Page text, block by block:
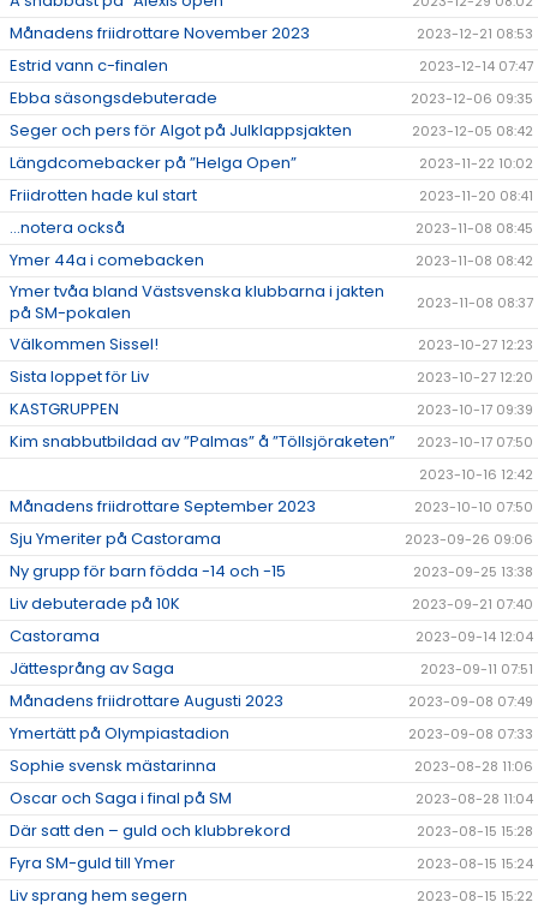
Månadens friidrottare November 2023 2023-12-21 08:53
Estrid vann c-finalen 2023-12-14 07:47
Ebba säsongsdebuterade 2023-12-06 09:35
Seger och pers för Algot på Julklappsjakten 2023-12-05 08:42
Längdcomebacker på ”Helga Open” 2023-11-22 10:02
Friidrotten hade kul start 2023-11-20 08:41
...notera också 2023-11-08 08:45
Ymer 44a i comebacken 2023-11-08 08:42
Ymer tvåa bland Västsvenska klubbarna i jakten
på SM-pokalen
2023-11-08 08:37
Välkommen Sissel! 2023-10-27 12:23
Sista loppet för Liv 2023-10-27 12:20
KASTGRUPPEN 2023-10-17 09:39
Kim snabbutbildad av ”Palmas” å ”Töllsjöraketen”
2023-10-17 07:50
2023-10-16 12:42
Månadens friidrottare September 2023 2023-10-10 07:50
Sju Ymeriter på Castorama 2023-09-26 09:06
Ny grupp för barn födda -14 och -15 2023-09-25 13:38
Liv debuterade på 10K 2023-09-21 07:40
Castorama 2023-09-14 12:04
Jättesprång av Saga 2023-09-11 07:51
Månadens friidrottare Augusti 2023 2023-09-08 07:49
Ymertätt på Olympiastadion 2023-09-08 07:33
Sophie svensk mästarinna 2023-08-28 11:06
Oscar och Saga i final på SM 2023-08-28 11:04
Där satt den – guld och klubbrekord 2023-08-15 15:28
Fyra SM-guld till Ymer 2023-08-15 15:24
Liv sprang hem segern 2023-08-15 15:22